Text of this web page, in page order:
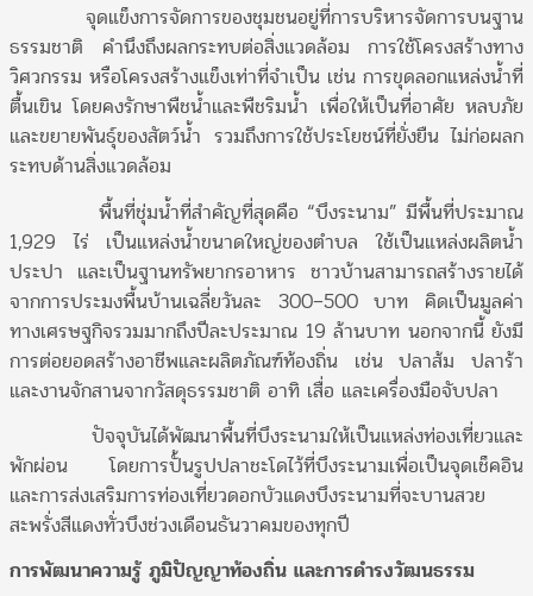
จุดแข็งการจัดการของชุมชนอยู่ที่การบริหารจัดการบนฐาน
ธรรมชาติ คำนึงถึงผลกระทบต่อสิ่งแวดล้อม การใช้โครงสร้างทาง
วิศวกรรม หรือโครงสร้างแข็งเท่าที่จำเป็น เช่น การขุดลอกแหล่งน้ำที่
ตื้นเขิน โดยคงรักษาพืชน้ำและพืชริมน้ำ เพื่อให้เป็นที่อาศัย หลบภัย
และขยายพันธุ์ของสัตว์น้ำ รวมถึงการใช้ประโยชน์ที่ยั่งยืน ไม่ก่อผลก
ระทบด้านสิ่งแวดล้อม
พื้นที่ชุ่มน้ำที่สำคัญที่สุดคือ “บึงระนาม” มีพื้นที่ประมาณ
1,929 ไร่ เป็นแหล่งน้ำขนาดใหญ่ของตำบล ใช้เป็นแหล่งผลิตน้ำ
ประปา และเป็นฐานทรัพยากรอาหาร ชาวบ้านสามารถสร้างรายได้
จากการประมงพื้นบ้านเฉลี่ยวันละ 300–500 บาท คิดเป็นมูลค่า
ทางเศรษฐกิจรวมมากถึงปีละประมาณ 19 ล้านบาท นอกจากนี้ ยังมี
การต่อยอดสร้างอาชีพและผลิตภัณฑ์ท้องถิ่น เช่น ปลาส้ม ปลาร้า
และงานจักสานจากวัสดุธรรมชาติ อาทิ เสื่อ และเครื่องมือจับปลา
ปัจจุบันได้พัฒนาพื้นที่บึงระนามให้เป็นแหล่งท่องเที่ยวและ
พักผ่อน โดยการปั้นรูปปลาชะโดไว้ที่บึงระนามเพื่อเป็นจุดเช็คอิน
และการส่งเสริมการท่องเที่ยวดอกบัวแดงบึงระนามที่จะบานสวย
สะพรั่งสีแดงทั่วบึงช่วงเดือนธันวาคมของทุกปี
การพัฒนาความรู้ ภูมิปัญญาท้องถิ่น และการดำรงวัฒนธรรม